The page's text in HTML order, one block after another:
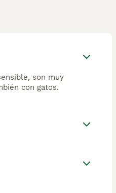
son muy
con gatos.